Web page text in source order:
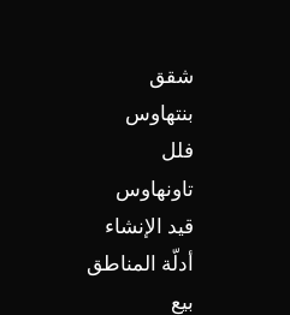
شقق
بنتهاوس
فلل
تاونهاوس
قيد الإنشاء
أدلّة المناطق
بيع